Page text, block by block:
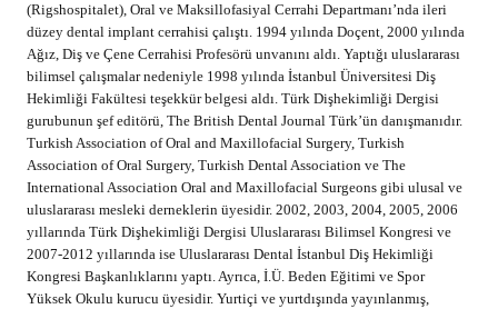
(Rigshospitalet), Oral ve Maksillofasiyal Cerrahi Departmanı’nda ileri
düzey dental implant cerrahisi çalıştı. 1994 yılında Doçent, 2000 yılında
Ağız, Diş ve Çene Cerrahisi Profesörü unvanını aldı. Yaptığı uluslararası
bilimsel çalışmalar nedeniyle 1998 yılında İstanbul Üniversitesi Diş
Hekimliği Fakültesi teşekkür belgesi aldı. Türk Dişhekimliği Dergisi
gurubunun şef editörü, The British Dental Journal Türk’ün danışmanıdır.
Turkish Association of Oral and Maxillofacial Surgery, Turkish
Association of Oral Surgery, Turkish Dental Association ve The
International Association Oral and Maxillofacial Surgeons gibi ulusal ve
uluslararası mesleki derneklerin üyesidir. 2002, 2003, 2004, 2005, 2006
yıllarında Türk Dişhekimliği Dergisi Uluslararası Bilimsel Kongresi ve
2007-2012 yıllarında ise Uluslararası Dental İstanbul Diş Hekimliği
Kongresi Başkanlıklarını yaptı. Ayrıca, İ.Ü. Beden Eğitimi ve Spor
Yüksek Okulu kurucu üyesidir. Yurtiçi ve yurtdışında yayınlanmış,